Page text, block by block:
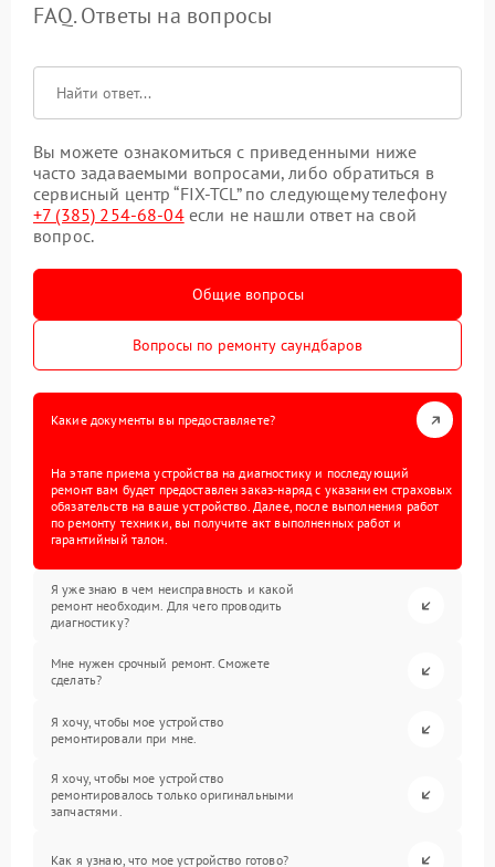
FAQ. Ответы на вопросы
Вы можете ознакомиться с приведенными ниже
часто задаваемыми вопросами, либо обратиться в
сервисный центр “FIX-TCL” по следующему телефону
+7 (385) 254-68-04если не нашли ответ на свой
вопрос.
Общие вопросы
Вопросы по ремонту саундбаров
Какие документы вы предоставляете?
На этапе приема устройства на диагностику и последующий
ремонт вам будет предоставлен заказ-наряд с указанием страховых
обязательств на ваше устройство. Далее, после выполнения работ
по ремонту техники, вы получите акт выполненных работ и
гарантийный талон.
Я уже знаю в чем неисправность и какой
ремонт необходим. Для чего проводить
диагностику?
Мне нужен срочный ремонт. Сможете
сделать?
Я хочу, чтобы мое устройство
ремонтировали при мне.
Я хочу, чтобы мое устройство
ремонтировалось только оригинальными
запчастями.
Как я узнаю, что мое устройство готово?